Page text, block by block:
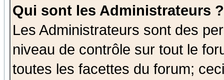
Qui sont les Administrateurs ?
Les Administrateurs sont des
niveau de contrôle sur tout le
toutes les facettes du forum;